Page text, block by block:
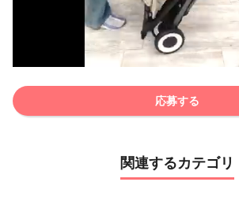
応募する
関連するカテゴリ